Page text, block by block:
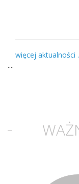
więcej aktualności
....